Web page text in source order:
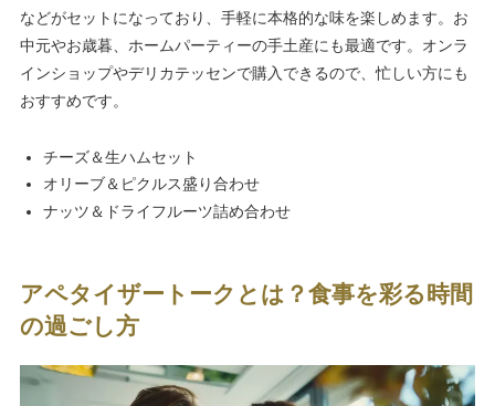
などがセットになっており、手軽に本格的な味を楽しめます。お
中元やお歳暮、ホームパーティーの手土産にも最適です。オンラ
インショップやデリカテッセンで購入できるので、忙しい方にも
おすすめです。
チーズ＆生ハムセット
オリーブ＆ピクルス盛り合わせ
ナッツ＆ドライフルーツ詰め合わせ
アペタイザートークとは？食事を彩る時間
の過ごし方